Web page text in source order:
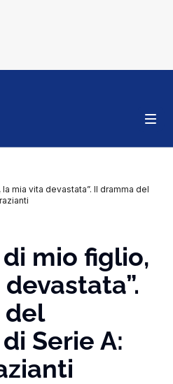
mia vita devastata”. Il dramma del
mio figlio,
del
Serie A: